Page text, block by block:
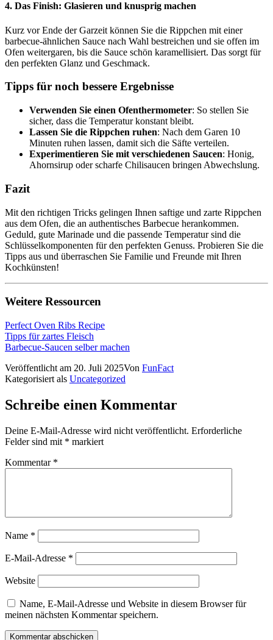
4. Das Finish: Glasieren und knusprig machen
Kurz vor Ende der Garzeit können Sie die Rippchen mit einer
barbecue-ähnlichen Sauce nach Wahl bestreichen und sie offen im
Ofen weitergaren, bis die Sauce schön karamellisiert. Das sorgt für
den perfekten Glanz und Geschmack.
Tipps für noch bessere Ergebnisse
Verwenden Sie einen Ofenthermometer: So stellen Sie
sicher, dass die Temperatur konstant bleibt.
Lassen Sie die Rippchen ruhen: Nach dem Garen 10
Minuten ruhen lassen, damit sich die Säfte verteilen.
Experimentieren Sie mit verschiedenen Saucen: Honig,
Ahornsirup oder scharfe Chilisaucen bringen Abwechslung.
Fazit
Mit den richtigen Tricks gelingen Ihnen saftige und zarte Rippchen
aus dem Ofen, die an authentisches Barbecue herankommen.
Geduld, gute Marinade und die passende Temperatur sind die
Schlüsselkomponenten für den perfekten Genuss. Probieren Sie die
Tipps aus und überraschen Sie Familie und Freunde mit Ihren
Kochkünsten!
Weitere Ressourcen
Perfect Oven Ribs Recipe
Tipps für zartes Fleisch
Barbecue-Saucen selber machen
Veröffentlicht am 20. Juli 2025Von FunFact
Kategorisiert als Uncategorized
Schreibe einen Kommentar
Deine E-Mail-Adresse wird nicht veröffentlicht. Erforderliche
Felder sind mit * markiert
Kommentar *
Name *
E-Mail-Adresse *
Website
Name, E-Mail-Adresse und Website in diesem Browser für
meinen nächsten Kommentar speichern.